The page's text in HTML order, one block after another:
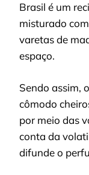
Brasil é um
misturado com
varetas de
espaço.
Sendo assim,
cômodo
por meio das
conta da
difunde o